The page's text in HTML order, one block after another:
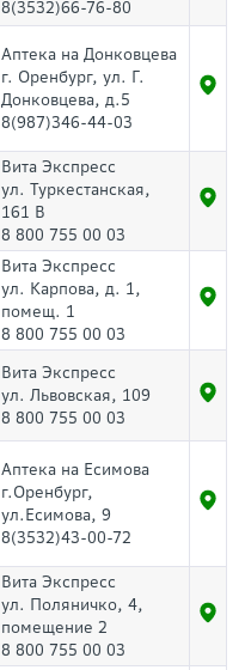
8(3532)66-76-80
Аптека на Донковцева
г. Оренбург, ул. Г.
Донковцева, д.5
8(987)346-44-03
Вита Экспресс
ул. Туркестанская,
161 В
8 800 755 00 03
Вита Экспресс
ул. Карпова, д. 1,
помещ. 1
8 800 755 00 03
Вита Экспресс
ул. Львовская, 109
8 800 755 00 03
Аптека на Есимова
г.Оренбург,
ул.Есимова, 9
8(3532)43-00-72
Вита Экспресс
ул. Поляничко, 4,
помещение 2
8 800 755 00 03